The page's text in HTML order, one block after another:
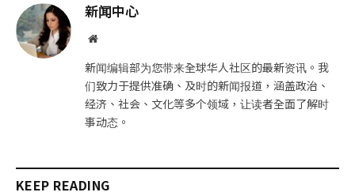
新闻中心
网
新闻编辑部为您带来全球华人社区的最新资讯。我
们致力于提供准确、及时的新闻报道，涵盖政治、
经济、社会、文化等多个领域，让读者全面了解时
事动态。
KEEP READING